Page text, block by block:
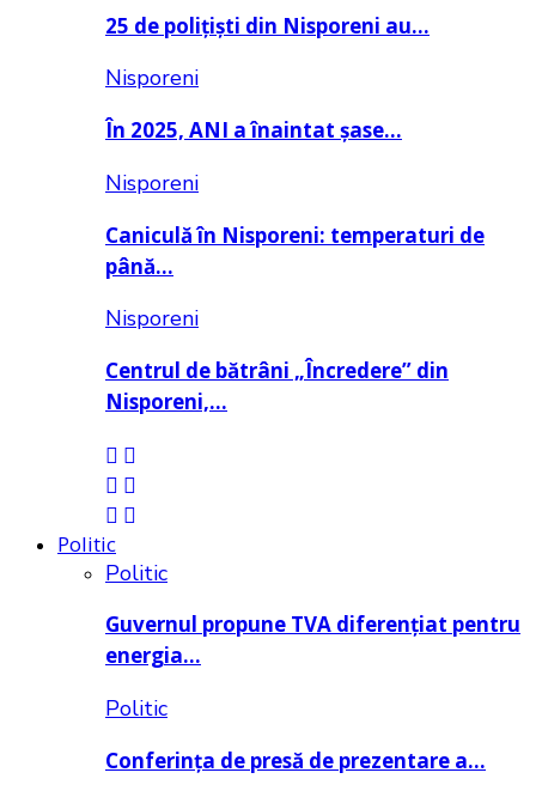
25 de polițiști din Nisporeni au…
Nisporeni
În 2025, ANI a înaintat șase…
Nisporeni
Caniculă în Nisporeni: temperaturi de
până…
Nisporeni
Centrul de bătrâni „Încredere” din
Nisporeni,…
Politic
Politic
Guvernul propune TVA diferențiat pentru
energia…
Politic
Conferința de presă de prezentare a…